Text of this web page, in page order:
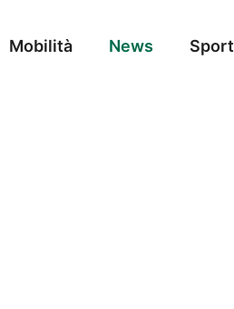
Mobilità News Sport